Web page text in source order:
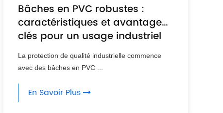
Bâches en PVC robustes :
caractéristiques et avantages
clés pour un usage industriel
La protection de qualité industrielle commence
avec des bâches en PVC ...
En Savoir Plus